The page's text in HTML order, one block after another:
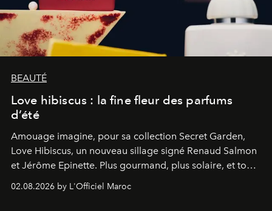
BEAUTÉ
Love hibiscus : la fine fleur des parfums
d’été
Amouage imagine, pour sa collection Secret Garden,
Love Hibiscus, un nouveau sillage signé Renaud Salmon
et Jérôme Epinette. Plus gourmand, plus solaire, et tout
02.08.2026 by L'Officiel Maroc